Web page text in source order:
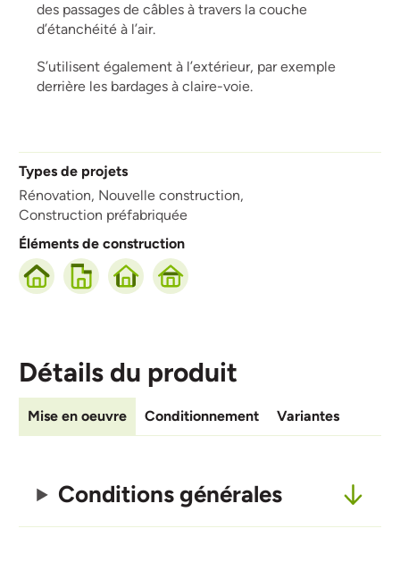
des passages de câbles à travers la couche
d’étanchéité à l’air.
S’utilisent également à l’extérieur, par exemple
derrière les bardages à claire-voie.
Types de projets
Rénovation, Nouvelle construction,
Construction préfabriquée
Éléments de construction
Détails du produit
Mise en oeuvre Conditionnement Variantes
Conditions générales